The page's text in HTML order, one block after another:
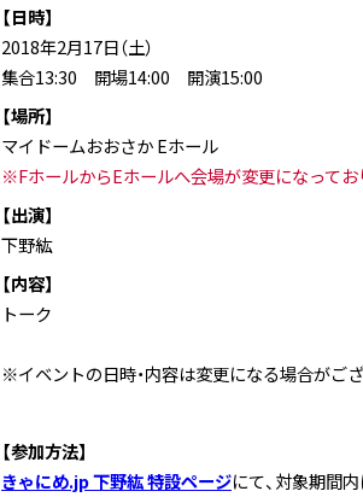
【日時】
2018年2月17日（土）
集合13:30 開場14:00 開演15:00
【場所】
マイドームおおさか Eホール
※FホールからEホールへ会場が変更になってお
【出演】
下野紘
【内容】
トーク
※イベントの日時・内容は変更になる場合がござ
【参加方法】
きゃにめ.jp 下野紘 特設ページにて、対象期間